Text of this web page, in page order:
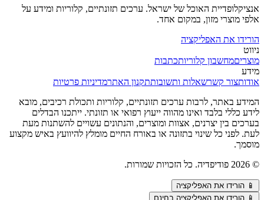
אנציקלופדיית האוכל של ישראל. ערכים תזונתיים, קלוריות ומידע על
אלפי מוצרי מזון, במקום אחד.
הורידו את האפליקציה
ניווט
מוצריםמחשבון קלוריותכתבות
מידע
אודותצור קשרשאלות ותשובותתקנון האתרמדיניות פרטיות
המידע באתר, לרבות ערכים תזונתיים, קלוריות ותכולת רכיבים, מובא
לידע כללי בלבד ואינו מהווה ייעוץ רפואי או תזונתי. ייתכנו הבדלים
בערכים בין יצרנים, אצוות ומוצרים, והנתונים עשויים להשתנות מעת
לעת. לפני כל שינוי בתזונה או באורח החיים מומלץ להיוועץ באיש מקצוע
מוסמך.
©
2026 פודיפדיה. כל הזכויות שמורות.
📱 הורידו את האפליקציה
📱 הורידו את האפליקציה בחינם